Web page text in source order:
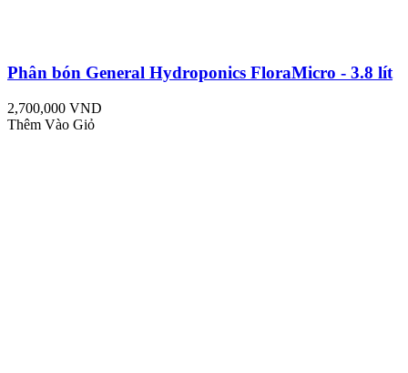
Phân bón General Hydroponics FloraMicro - 3.8 lít
2,700,000 VND
Thêm Vào Giỏ